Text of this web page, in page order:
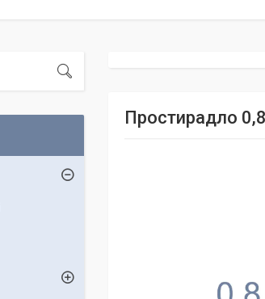
Простирадло